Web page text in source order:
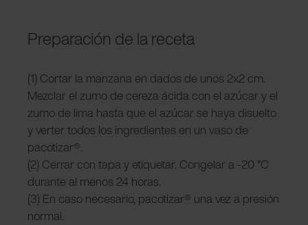
Preparación de la receta
(1) Cortar la manzana en dados de unos 2x2 cm.
Mezclar el zumo de cereza ácida con el azúcar y el
zumo de lima hasta que el azúcar se haya disuelto
y verter todos los ingredientes en un vaso de
pacotizar®.
(2) Cerrar con tapa y etiquetar. Congelar a -20 °C
durante al menos 24 horas.
(3) En caso necesario, pacotizar® una vez a presión
normal.